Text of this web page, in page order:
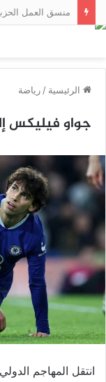
الرئيسية / رياضة
جواو فيليكس
انتقل المهاجم